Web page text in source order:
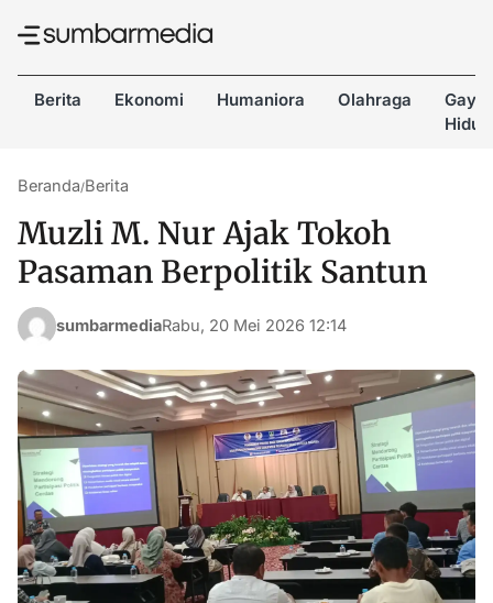
Berita Ekonomi Humaniora Olahraga
Gaya
Hidup
Beranda/Berita
Muzli M. Nur Ajak Tokoh
Pasaman Berpolitik Santun
sumbarmediaRabu, 20 Mei 2026 12:14